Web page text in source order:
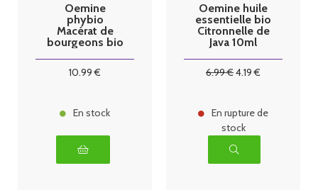
Oemine
phybio
Macérat de
bourgeons bio
10.99 €
En stock
Oemine huile
essentielle bio
Citronnelle de
Java 10ml
6.99€4.19 €
En rupture de
stock